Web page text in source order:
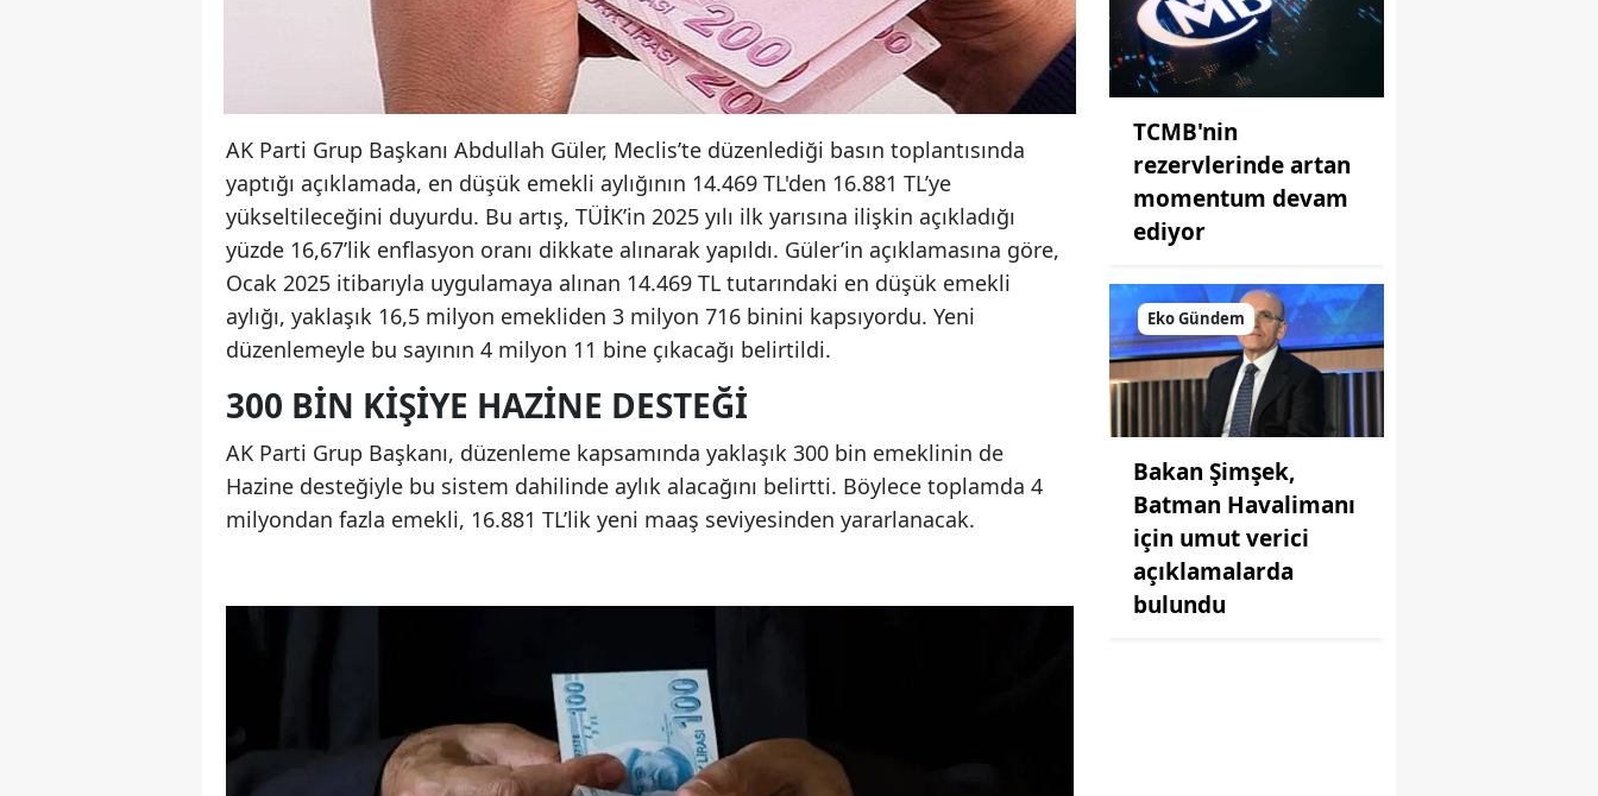
AK Parti Grup Başkanı Abdullah Güler, Meclis’te düzenlediği basın toplantısında
yaptığı açıklamada, en düşük emekli aylığının 14.469 TL'den 16.881 TL’ye
yükseltileceğini duyurdu. Bu artış, TÜİK’in 2025 yılı ilk yarısına ilişkin açıkladığı
yüzde 16,67’lik enflasyon oranı dikkate alınarak yapıldı. Güler’in açıklamasına göre,
Ocak 2025 itibarıyla uygulamaya alınan 14.469 TL tutarındaki en düşük emekli
aylığı, yaklaşık 16,5 milyon emekliden 3 milyon 716 binini kapsıyordu. Yeni
düzenlemeyle bu sayının 4 milyon 11 bine çıkacağı belirtildi.
300 BIN KIŞIYE HAZINE DESTEĞI
AK Parti Grup Başkanı, düzenleme kapsamında yaklaşık 300 bin emeklinin de
Hazine desteğiyle bu sistem dahilinde aylık alacağını belirtti. Böylece toplamda 4
milyondan fazla emekli, 16.881 TL’lik yeni maaş seviyesinden yararlanacak.
TCMB'nin
rezervlerinde artan
momentum devam
ediyor
Eko Gündem
Bakan Şimşek,
Batman Havalimanı
için umut verici
açıklamalarda
bulundu